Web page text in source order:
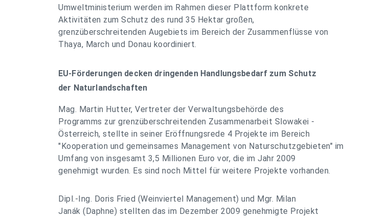
Umweltministerium werden im Rahmen dieser Plattform konkrete
Aktivitäten zum Schutz des rund 35 Hektar großen,
grenzüberschreitenden Augebiets im Bereich der Zusammenflüsse von
Thaya, March und Donau koordiniert.
EU-Förderungen decken dringenden Handlungsbedarf zum Schutz
der Naturlandschaften
Mag. Martin Hutter, Vertreter der Verwaltungsbehörde des
Programms zur grenzüberschreitenden Zusammenarbeit Slowakei -
Österreich, stellte in seiner Eröffnungsrede 4 Projekte im Bereich
"Kooperation und gemeinsames Management von Naturschutzgebieten" im
Umfang von insgesamt 3,5 Millionen Euro vor, die im Jahr 2009
genehmigt wurden. Es sind noch Mittel für weitere Projekte vorhanden.
Dipl.-Ing. Doris Fried (Weinviertel Management) und Mgr. Milan
Janák (Daphne) stellten das im Dezember 2009 genehmigte Projekt